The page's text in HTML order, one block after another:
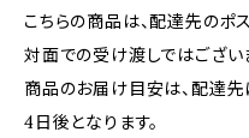
こちらの商品は、配達先のポ
対面での受け渡しではござい
商品のお届け目安は、配達
4日後となります。